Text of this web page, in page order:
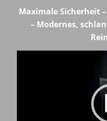
Maximale Sicherheit
– Modernes,